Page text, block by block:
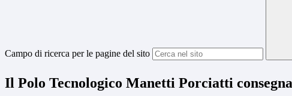
Campo di ricerca per le pagine del sito
Il Polo Tecnologico Manetti Porciatti